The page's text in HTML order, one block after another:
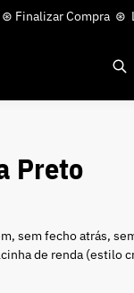
⊛ Finalizar Compra ⊛
Preto
sem fecho atrás,
de renda (estilo